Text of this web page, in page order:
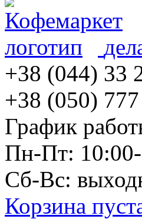
+38 (044) 33
+38 (050)
График
Пн-Пт:
Сб-Вс:
Корзина